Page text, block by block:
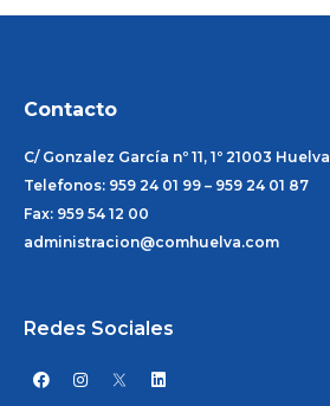
Contacto
C/ Gonzalez García nº 11, 1º 21003 Huelva
Telefonos: 959 24 01 99 – 959 24 01 87
Fax: 959 54 12 00
administracion@comhuelva.com
Redes Sociales
F
a
I
n
L
i